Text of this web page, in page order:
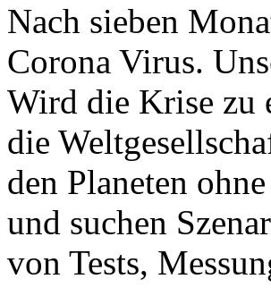
Nach sieben
Corona Virus.
Wird die Krise zu
die
den Planeten
und suchen
von Tests,